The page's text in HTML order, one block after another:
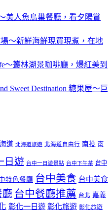
美人魚鳥巢餐廳，看夕陽賞
～新鮮海鮮現買現煮，在地
～叢林湖景咖啡廳，爆紅美到
Sweet Destination 糖果屋～巨
道 北海道旅遊 北海道自由行 南投 南
日遊 台中一日遊景點 台中下午茶 台中
特色餐廳 台中美食 台中美食
廳 台中餐廳推薦 台北 嘉義
彰化一日遊 彰化旅遊 彰化旅遊